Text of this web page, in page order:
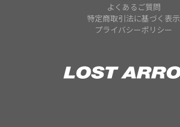
よくあるご質問
特定商取引法に基づく表示
プライバシーポリシー